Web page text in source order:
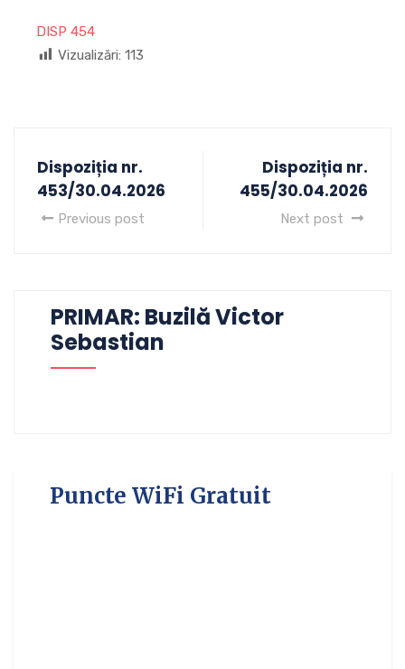
DISP 454
Vizualizări: 113
Dispoziția nr.
453/30.04.2026
Previous post
Dispoziția nr.
455/30.04.2026
Next post
PRIMAR: Buzilă Victor
Sebastian
Puncte WiFi Gratuit